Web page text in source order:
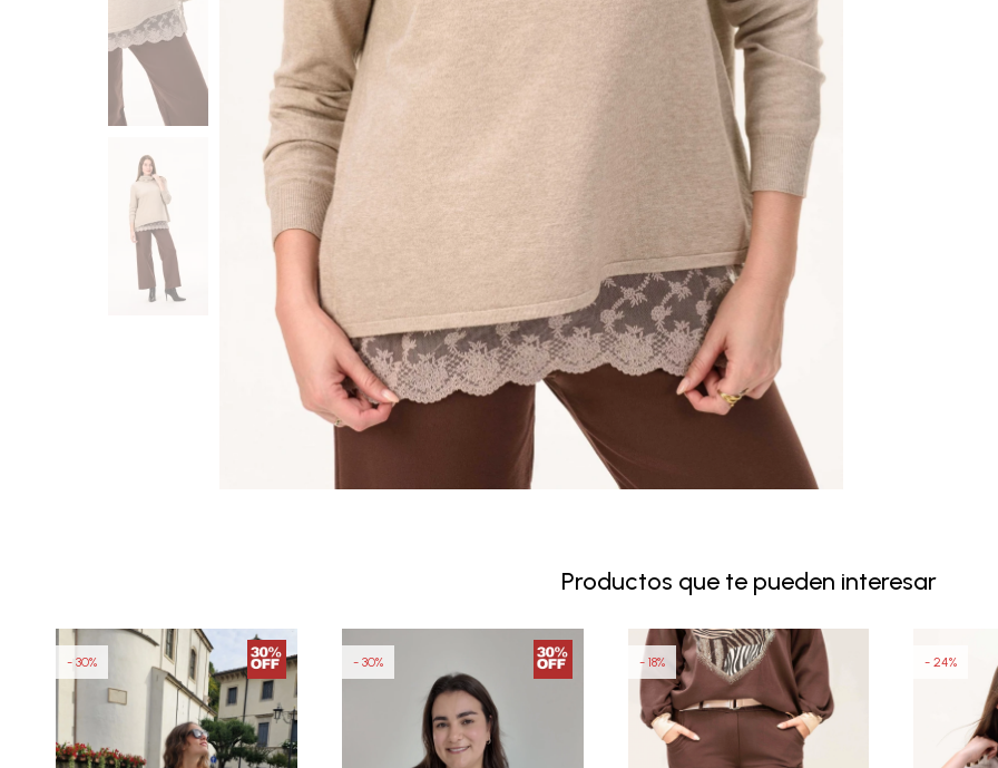
Productos que te pueden interesar
30 30 18 24